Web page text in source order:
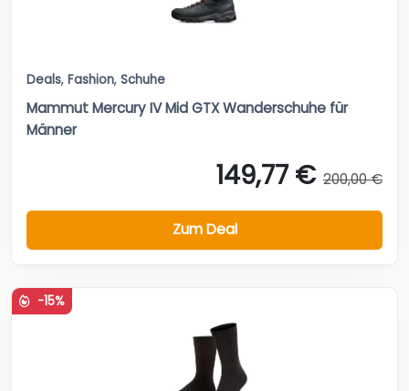
Deals, Fashion, Schuhe
Mammut Mercury IV Mid GTX Wanderschuhe für
Männer
149,77 € 200,00 €
Zum Deal
-15%